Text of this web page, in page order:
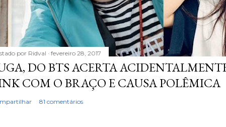
por Ridval fevereiro 28, 2017
DO BTS ACERTA
COM O BRAÇO E CAUSA POLÊMICA
81 comentários